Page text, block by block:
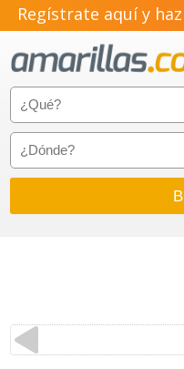
Regístrate aquí y